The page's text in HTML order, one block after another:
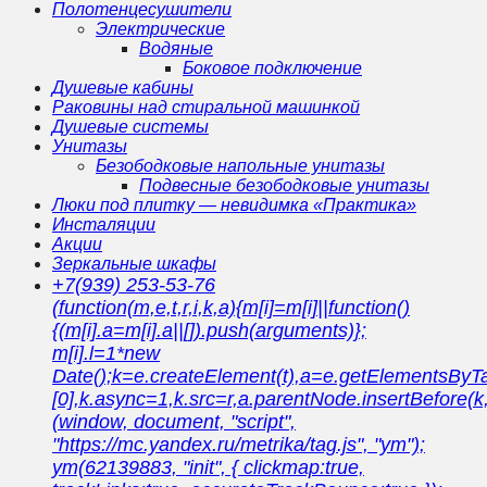
Полотенцесушители
Электрические
Водяные
Боковое подключение
Душевые кабины
Раковины над стиральной машинкой
Душевые системы
Унитазы
Безободковые напольные унитазы
Подвесные безободковые унитазы
Люки под плитку — невидимка «Практика»
Инсталяции
Акции
Зеркальные шкафы
+7(939) 253-53-76
(function(m,e,t,r,i,k,a){m[i]=m[i]||function()
{(m[i].a=m[i].a||[]).push(arguments)};
m[i].l=1*new
(window, document, "script",
"https://mc.yandex.ru/metrika/tag.js", "ym");
ym(62139883, "init", { clickmap:true,